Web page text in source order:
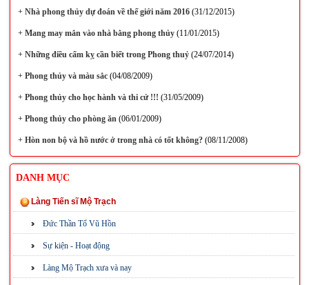
+Nhà phong thủy dự đoán về thế giới năm 2016(31/12/2015)
+Mang may mắn vào nhà bằng phong thủy(11/01/2015)
+Những điều cấm kỵ cần biết trong Phong thuỷ(24/07/2014)
+Phong thủy và màu sắc(04/08/2009)
+Phong thủy cho học hành và thi cử !!! (31/05/2009)
+Phong thủy cho phòng ăn(06/01/2009)
+Hòn non bộ và hồ nước ở trong nhà có tốt không?(08/11/2008)
DANH MỤC
Làng Tiến sĩ Mộ Trạch
Đức Thần Tổ Vũ Hồn
Sự kiện - Hoạt động
Làng Mộ Trạch xưa và nay